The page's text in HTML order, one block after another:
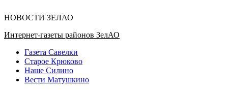
НОВОСТИ ЗЕЛАО
Интернет-газеты районов ЗелАО
Газета Савелки
Старое Крюково
Наше Силино
Вести Матушкино